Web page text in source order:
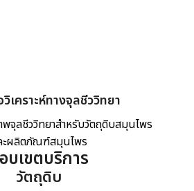
เคราะห์ทางจุลชีววิทยา
จุลชีววิทยาสำหรับวัตถุดิบสมุนไพร
ะผลิตภัณฑ์สมุนไพร
บเขตบริการ
วัตถุดิบ